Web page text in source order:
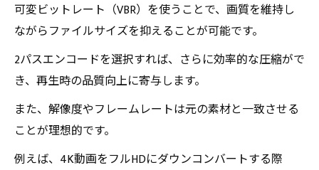
可変ビットレート（VBR）を使うことで、画質を維持し
ながらファイルサイズを抑えることが可能です。
2パスエンコードを選択すれば、さらに効率的な圧縮がで
き、再生時の品質向上に寄与します。
また、解像度やフレームレートは元の素材と一致させる
ことが理想的です。
例えば、4K動画をフルHDにダウンコンバートする際